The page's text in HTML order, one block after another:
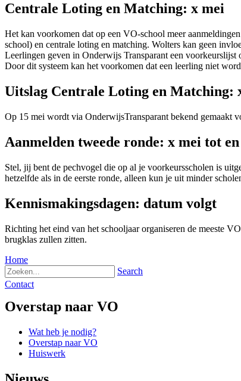
Centrale Loting en Matching: x mei
Het kan voorkomen dat op een VO-school meer
school) en centrale loting en matching. Wolters kan geen
Leerlingen geven in Onderwijs Transparant een voorkeurslijst
Door dit systeem kan het voorkomen dat een leerling niet
Uitslag Centrale Loting en Matching:
Op 15 mei wordt via OnderwijsTransparant bekend gemaakt
Aanmelden tweede ronde: x mei tot
Stel, jij bent de pechvogel die op al je voorkeursscholen is
hetzelfde als in de eerste ronde, alleen kun je uit minder
Kennismakingsdagen: datum volgt
Richting het eind van het schooljaar organiseren de meeste
brugklas zullen zitten.
Home
Search
Contact
Overstap naar VO
Wat heb je nodig?
Overstap naar VO
Huiswerk